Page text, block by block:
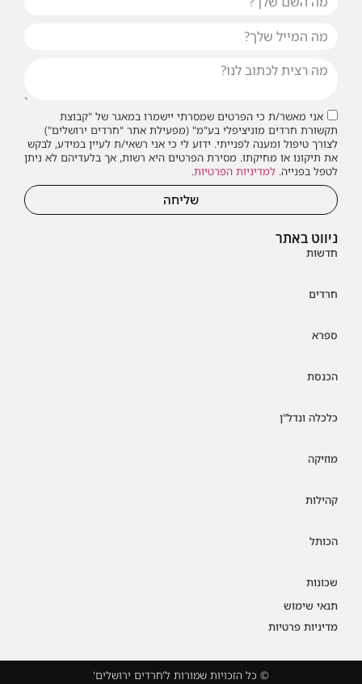
ניווט באתר
חדשות
חרדים
ספרא
הכנסת
כלכלה ונדל"ן
מוזיקה
קהילות
הכותל
שכונות
תנאי שימוש
מדיניות פרטיות
אני מאשר/ת כי הפרטים שמסרתי יישמרו במאגר של "קבוצת
תקשורת חרדים מוניציפלי בע"מ" (מפעילת אתר "חרדים ירושלים")
לצורך טיפול ומענה לפנייתי. ידוע לי כי אני רשאי/ת לעיין במידע, לבקש
את תיקונו או מחיקתו. מסירת הפרטים היא רשות, אך בלעדיהם לא ניתן
לטפל בפנייה. למדיניות הפרטיות.
שליחה
© כל הזכויות שמורות ל'חרדים ירושלים'